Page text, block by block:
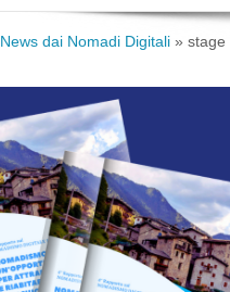
News dai Nomadi Digitali » stage